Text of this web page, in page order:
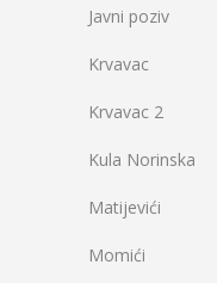
Javni poziv
Krvavac
Krvavac 2
Kula Norinska
Matijevići
Momići